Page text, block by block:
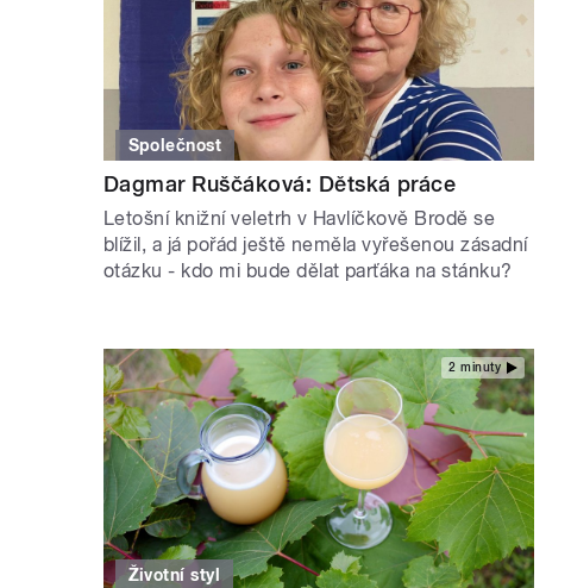
Společnost
Dagmar Ruščáková: Dětská práce
Letošní knižní veletrh v Havlíčkově Brodě se
blížil, a já pořád ještě neměla vyřešenou zásadní
otázku - kdo mi bude dělat parťáka na stánku?
2 minuty
Životní styl